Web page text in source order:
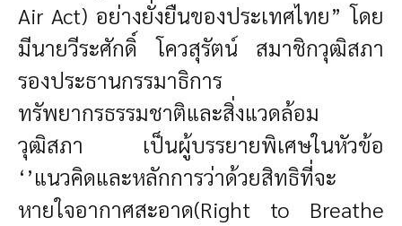
Air Act) อย่างยั่งยืนของประเทศไทย”โดย
มีนายวีระศักดิ์ โควสุรัตน์ สมาชิกวุฒิสภา
รองประธานกรรมาธิการ
ทรัพยากรธรรมชาติและสิ่งแวดล้อม
วุฒิสภา เป็นผู้บรรยายพิเศษในหัวข้อ
‘’แนวคิดและหลักการว่าด้วยสิทธิที่จะ
หายใจอากาศสะอาด(Right to Breathe